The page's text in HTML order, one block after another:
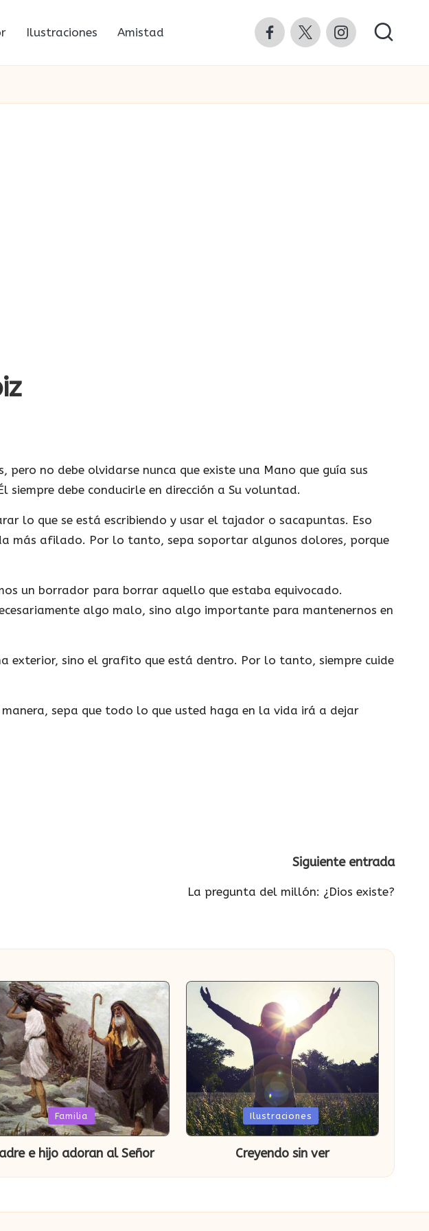
Ilustraciones Amistad FacebookTwitterInstagram
pero no debe olvidarse nunca que existe una Mano que guía sus
debe conducirle en dirección a Su voluntad.
lo que se está escribiendo y usar el tajador o sacapuntas. Eso
más afilado. Por lo tanto, sepa soportar algunos dolores, porque
un borrador para borrar aquello que estaba equivocado.
algo malo, sino algo importante para mantenernos en
exterior, sino el grafito que está dentro. Por lo tanto, siempre cuide
sepa que todo lo que usted haga en la vida irá a dejar
Siguiente entrada
La pregunta del millón: ¿Dios existe?
Familia
e hijo adoran al Señor
Publicada
en
Ilustraciones
Creyendo sin ver